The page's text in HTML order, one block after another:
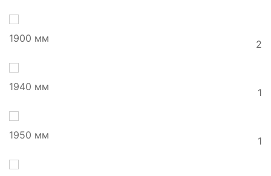
1900 мм 2
1940 мм 1
1950 мм 1